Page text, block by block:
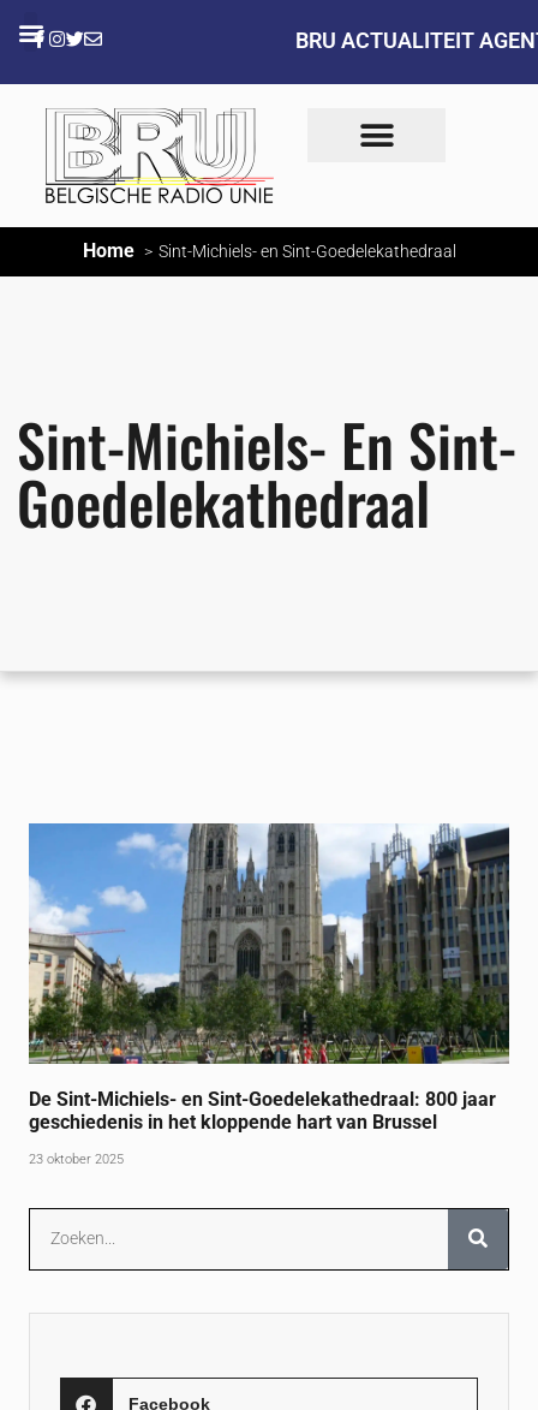
BRU ACTUALITEIT
Home Sint-Michiels- en Sint-Goedelekathedraal
Sint-Michiels- En Sint-
Goedelekathedraal
De Sint-Michiels- en Sint-Goedelekathedraal: 800 jaar
geschiedenis in het kloppende hart van Brussel
23 oktober 2025
Facebook